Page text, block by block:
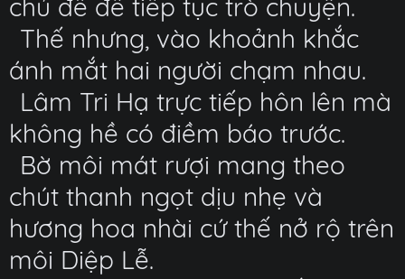
chủ đề để tiếp tục trò chuyện.
Thế nhưng, vào khoảnh khắc
ánh mắt hai người chạm nhau.
Lâm Tri Hạ trực tiếp hôn lên mà
không hề có điềm báo trước.
Bờ môi mát rượi mang theo
chút thanh ngọt dịu nhẹ và
hương hoa nhài cứ thế nở rộ trên
môi Diệp Lễ.